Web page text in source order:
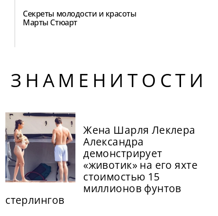
Секреты молодости и красоты
Марты Стюарт
ЗНАМЕНИТОСТИ
Жена Шарля Леклера
Александра
демонстрирует
«животик» на его яхте
стоимостью 15
миллионов фунтов
стерлингов